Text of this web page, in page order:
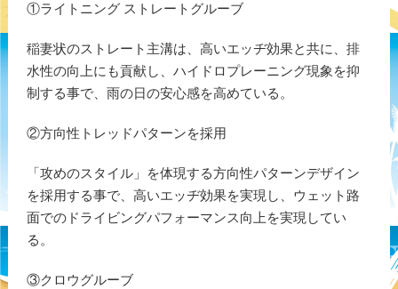
①ライトニング ストレートグルーブ
稲妻状のストレート主溝は、高いエッヂ効果と共に、排
水性の向上にも貢献し、ハイドロプレーニング現象を抑
制する事で、雨の日の安心感を高めている。
②方向性トレッドパターンを採用
「攻めのスタイル」を体現する方向性パターンデザイン
を採用する事で、高いエッヂ効果を実現し、ウェット路
面でのドライビングパフォーマンス向上を実現してい
る。
③クロウグルーブ